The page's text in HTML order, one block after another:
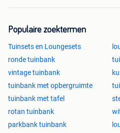
Populaire zoektermen
Tuinsets en Loungesets
ronde tuinbank
vintage tuinbank
tuinbank met opbergruimte
tuinbank met tafel
rotan tuinbank
parkbank tuinbank